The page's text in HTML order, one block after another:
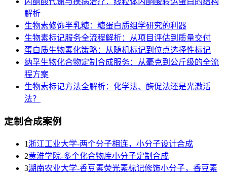
解析
生物素修饰半乳糖：糖蛋白质组学研究的利器
生物素标记服务全流程解析：从项目评估到质量交付
蛋白质生物素化策略：从随机标记到位点选择性标记
纳孚生物化合物定制合成服务：从毫克到公斤级的全流
程方案
生物素标记方法全解析：化学法、酶促法还是光激活
法？
定制合成案例
1 浙江工业大学-两个分子相连，小分子设计合成
2黄淮学院-多个化合物库小分子定制合成
3湖南农业大学-香豆素荧光素标记修饰小分子，香豆素